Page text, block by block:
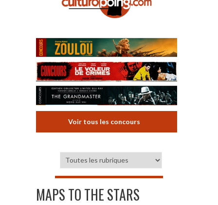
Voir tous les concours
MAPS TO THE STARS